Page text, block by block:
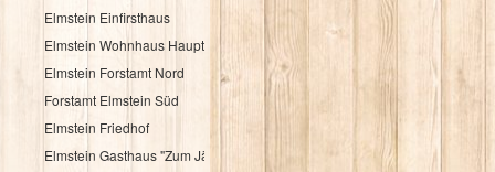
Elmstein Einfirsthaus
Elmstein Wohnhaus Hauptstraße 30
Elmstein Forstamt Nord
Forstamt Elmstein Süd
Elmstein Friedhof
Elmstein Gasthaus "Zum Jäger aus Kurpfalz"